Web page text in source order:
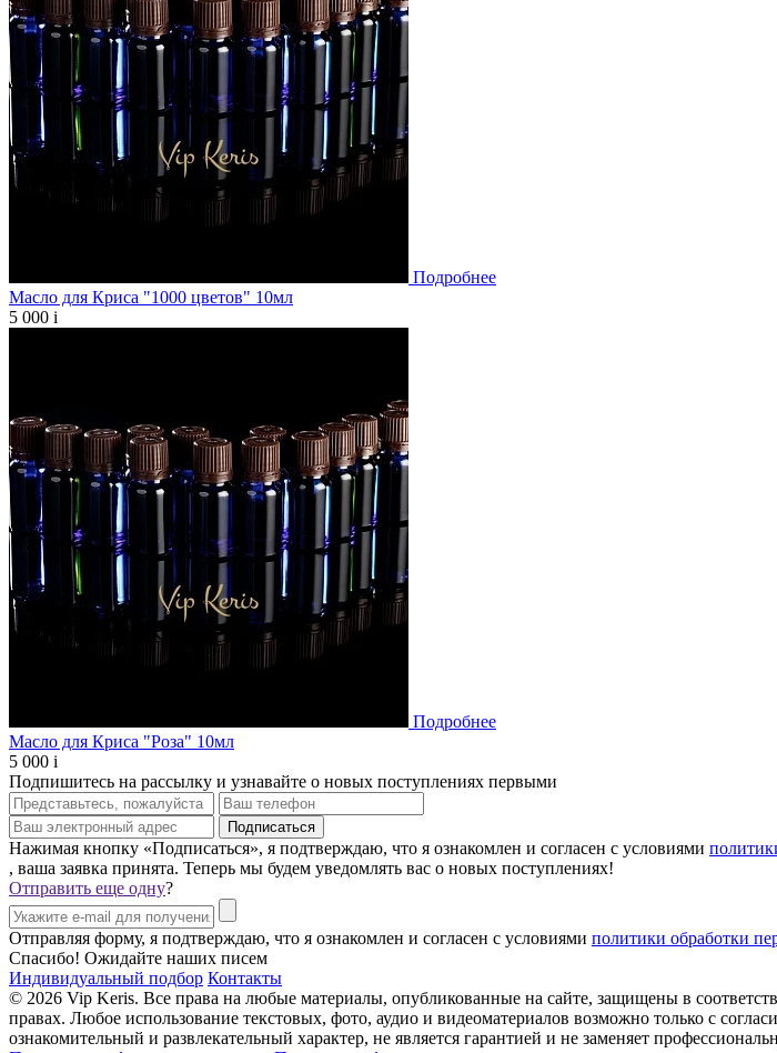
Подробнее
Масло для Криса "1000 цветов" 10мл
5 000 i
Подробнее
Масло для Криса "Роза" 10мл
5 000 i
Подпишитесь на рассылку и узнавайте о новых поступлениях первыми
Нажимая кнопку «Подписаться», я подтверждаю, что я ознакомлен и согласен с условиями
, ваша заявка принята. Теперь мы будем уведомлять вас о новых поступлениях!
Отправить еще одну?
Отправляя форму, я подтверждаю, что я ознакомлен и согласен с условиями политики обработки
Спасибо! Ожидайте наших писем
Индивидуальный подбор Контакты
© 2026 Vip Keris. Все права на любые материалы, опубликованные на сайте, защищены в
правах. Любое использование текстовых, фото, аудио и видеоматериалов возможно только с
ознакомительный и развлекательный характер, не является гарантией и не заменяет